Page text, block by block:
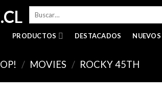
Buscar
PRODUCTOS DESTACADOS NUEVOS
/ MOVIES / ROCKY 45TH